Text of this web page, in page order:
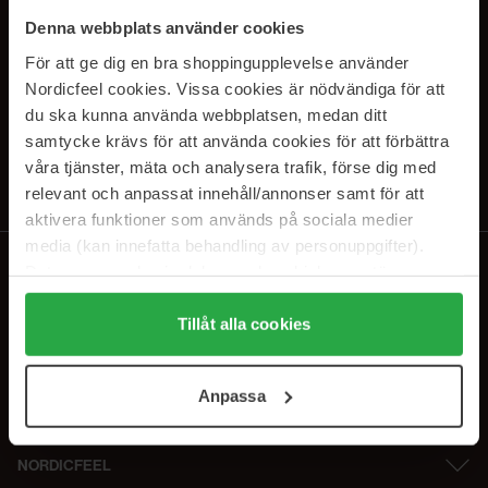
Denna webbplats använder cookies
För att ge dig en bra shoppingupplevelse använder
Nordicfeel cookies. Vissa cookies är nödvändiga för att
du ska kunna använda webbplatsen, medan ditt
samtycke krävs för att använda cookies för att förbättra
våra tjänster, mäta och analysera trafik, förse dig med
relevant och anpassat innehåll/annonser samt för att
aktivera funktioner som används på sociala medier
media (kan innefatta behandling av personuppgifter).
Genom att trycka på "Tillåt alla cookies" accepterar du
alla cookies, medan du under "Detaljer" kan anpassa
användningen av cookies. Du kan när som helst återkalla
samt vår Integritetspolicy.
Tillåt alla cookies
Anpassa
SUBSCRIBE TO OUR
NEWSLETTER
E-postadresse
Ved å abonnere godtar du vårpersonvernerklæring. Du kan melde deg
NORDICFEEL